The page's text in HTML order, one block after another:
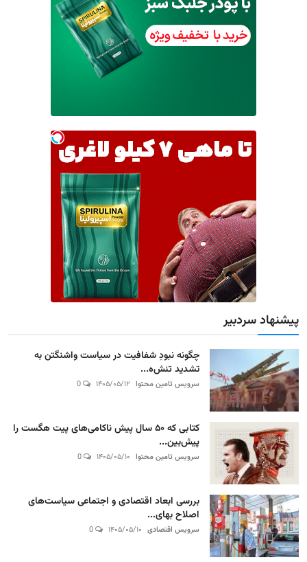
پیشنهاد سردبیر
چگونه نبودِ شفافیت در سیاست واشنگتن به
تشدید تنش‌ه...
سرویس تامین محتوا ۱۴۰۵/۰۵/۱۲
کتابی که ۵۰ سال پیش ناکامی‌های پیت هگست را
پیش‌بین...
سرویس تامین محتوا ۱۴۰۵/۰۵/۱۰
بررسی ابعاد اقتصادی و اجتماعی سیاست‌های
اصلاح بهای...
سرویس اقتصادی ۱۴۰۵/۰۵/۱۰